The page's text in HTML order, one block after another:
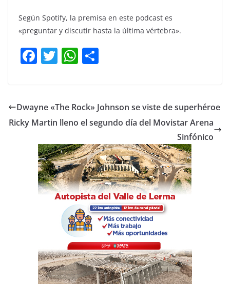
Según Spotify, la premisa en este podcast es
«preguntar y discutir hasta la última vértebra».
F
e
b
o
k
T
er
W
s
A
p
p
ar
Dwayne «The Rock» Johnson se viste de superhéroe
Ricky Martin lleno el segundo día del Movistar Arena
Sinfónico